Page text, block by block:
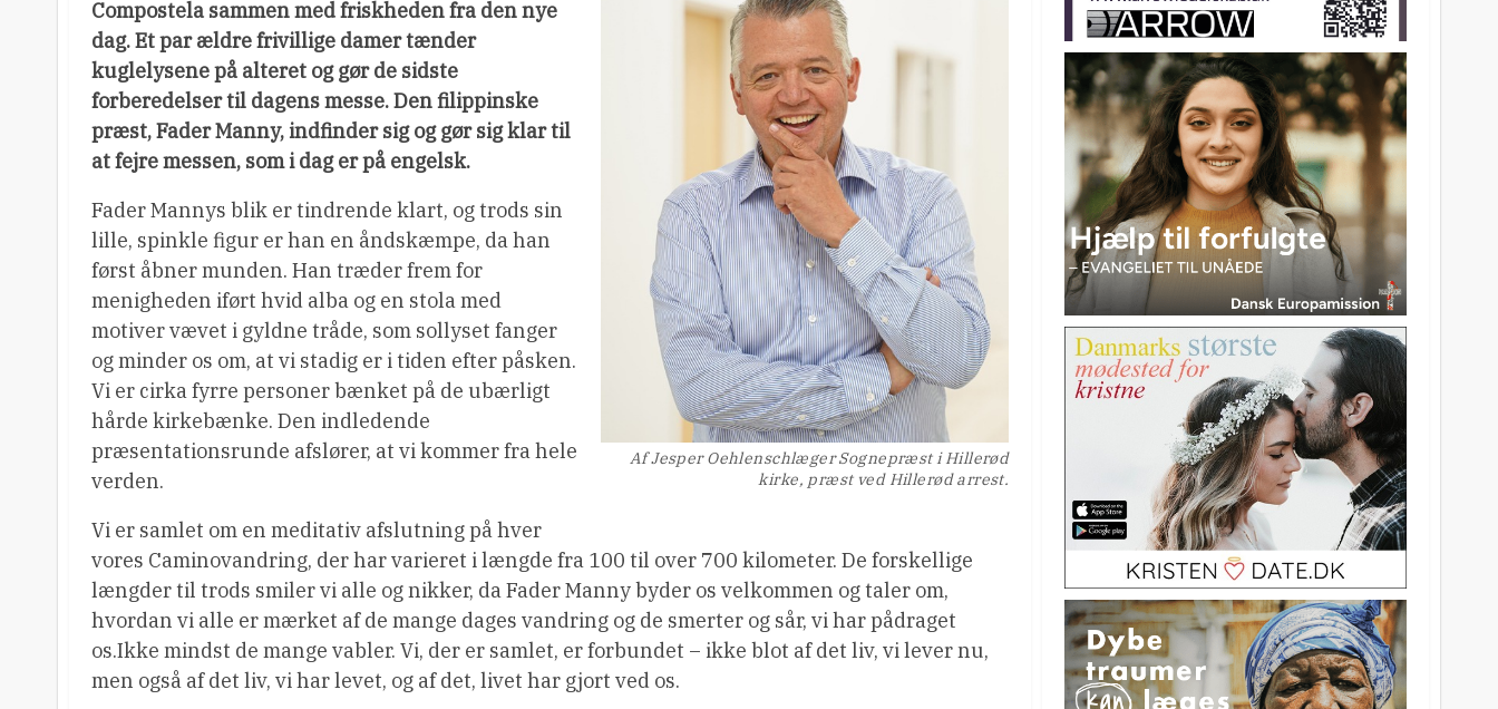
Af Jesper Oehlenschlæger Sognepræst i Hillerød
kirke, præst ved Hillerød arrest.
Compostela sammen med friskheden fra den nye
dag. Et par ældre frivillige damer tænder
kuglelysene på alteret og gør de sidste
forberedelser til dagens messe. Den filippinske
præst, Fader Manny, indfinder sig og gør sig klar til
at fejre messen, som i dag er på engelsk.
Fader Mannys blik er tindrende klart, og trods sin
lille, spinkle figur er han en åndskæmpe, da han
først åbner munden. Han træder frem for
menigheden iført hvid alba og en stola med
motiver vævet i gyldne tråde, som sollyset fanger
og minder os om, at vi stadig er i tiden efter påsken.
Vi er cirka fyrre personer bænket på de ubærligt
hårde kirkebænke. Den indledende
præsentationsrunde afslører, at vi kommer fra hele
verden.
Vi er samlet om en meditativ afslutning på hver
vores Caminovandring, der har varieret i længde fra 100 til over 700 kilometer. De forskellige
længder til trods smiler vi alle og nikker, da Fader Manny byder os velkommen og taler om,
hvordan vi alle er mærket af de mange dages vandring og de smerter og sår, vi har pådraget
os.Ikke mindst de mange vabler. Vi, der er samlet, er forbundet – ikke blot af det liv, vi lever nu,
men også af det liv, vi har levet, og af det, livet har gjort ved os.